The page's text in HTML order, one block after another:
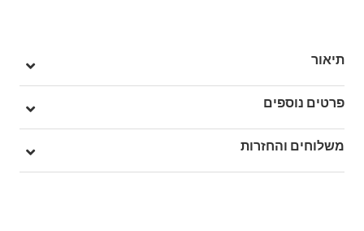
תיאור
משתבשים, פיתחנו נעל שלא רק תעמוד במסע אלא גם תישאר נוחה
במצבים הכי לא נוחים.
היא מצוידת בסוליית ביניים UltraCush
פרטים נוספים
מק"ט: VA4U1KWHT
משלוחים והחזרות